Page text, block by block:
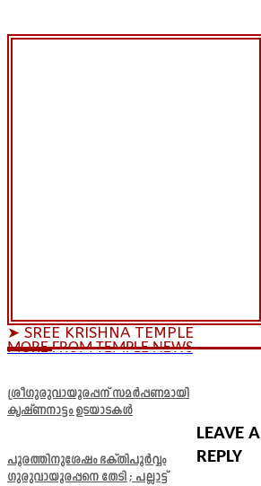
➤ SREE KRISHNA TEMPLE
ശ്രീഗുരുവായൂരപ്പന് സമർപ്പണമായി
കൃഷ്ണനാട്ടം ഉടയാടകൾ
പൂരത്തിനുശേഷം ഭക്തിപൂർവ്വം
ഗുരുവായൂരപ്പനെ തേടി ; പല്ലാട്ട്
MORE FROM TEMPLE NEWS
LEAVE A
REPLY